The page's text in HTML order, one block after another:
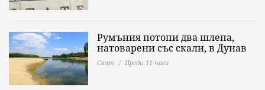
Румъния потопи два шлепа,
натоварени със скали, в Дунав
Свят Преди 11 часа